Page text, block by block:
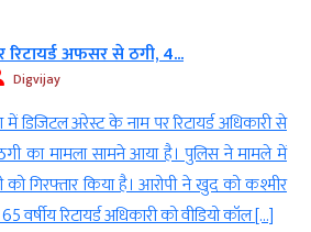
रिटायर्ड अफसर से ठगी, 4...
Digvijay
डिजिटल अरेस्ट के नाम पर रिटायर्ड अधिकारी से
का मामला सामने आया है। पुलिस ने मामले में
गिरफ्तार किया है। आरोपी ने खुद को कश्मीर
वर्षीय रिटायर्ड अधिकारी को वीडियो कॉल […]